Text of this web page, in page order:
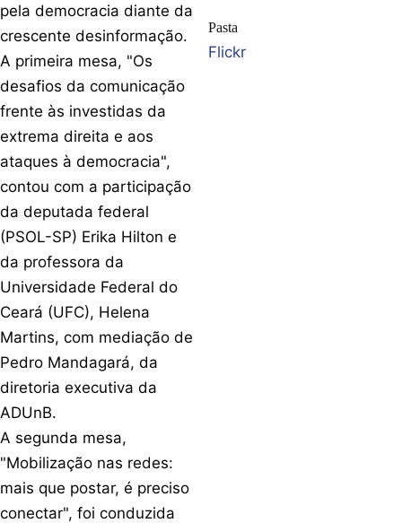
pela democracia diante da
crescente desinformação.
A primeira mesa, "Os
desafios da comunicação
frente às investidas da
extrema direita e aos
ataques à democracia",
contou com a participação
da deputada federal
(PSOL-SP) Erika Hilton e
da professora da
Universidade Federal do
Ceará (UFC), Helena
Martins, com mediação de
Pedro Mandagará, da
diretoria executiva da
ADUnB.
A segunda mesa,
"Mobilização nas redes:
mais que postar, é preciso
conectar", foi conduzida
Pasta
Flickr